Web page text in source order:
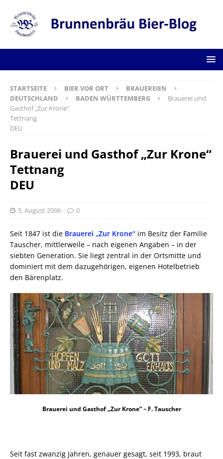
STARTSEITE BIER VOR ORT
BRAUEREIEN
DEUTSCHLAND
BADEN WÜRTTEMBERG
Brauerei und
Gasthof „Zur Krone“
Tettnang
DEU
Brauerei und Gasthof „Zur Krone“
Tettnang
DEU
5. August 2006 0
Seit 1847 ist die Brauerei „Zur Krone“ im Besitz der Familie
Tauscher, mittlerweile – nach eigenen Angaben – in der
siebten Generation. Sie liegt zentral in der Ortsmitte und
dominiert mit dem dazugehörigen, eigenen Hotelbetrieb
den Bärenplatz.
Brauerei und Gasthof „Zur Krone“ – F. Tauscher
Seit fast zwanzig Jahren, genauer gesagt, seit 1993, braut